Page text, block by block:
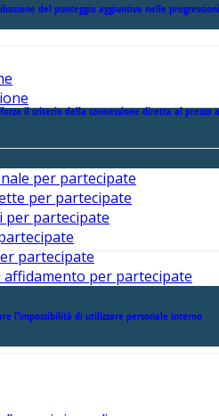
per partecipate
per partecipate
per partecipate
partecipate
per partecipate
del punteggio aggiuntivo nelle
il criterio della connessione diretta al
l’impossibilità di utilizzare personale interno